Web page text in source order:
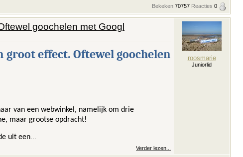
Bekeken 70757 Reacties 0
goochelen met Googl
effect. Oftewel goochelen
van een webwinkel, namelijk om drie
maar grootse opdracht!
uit een
Verder lezen...
roosmarie
Juniorlid